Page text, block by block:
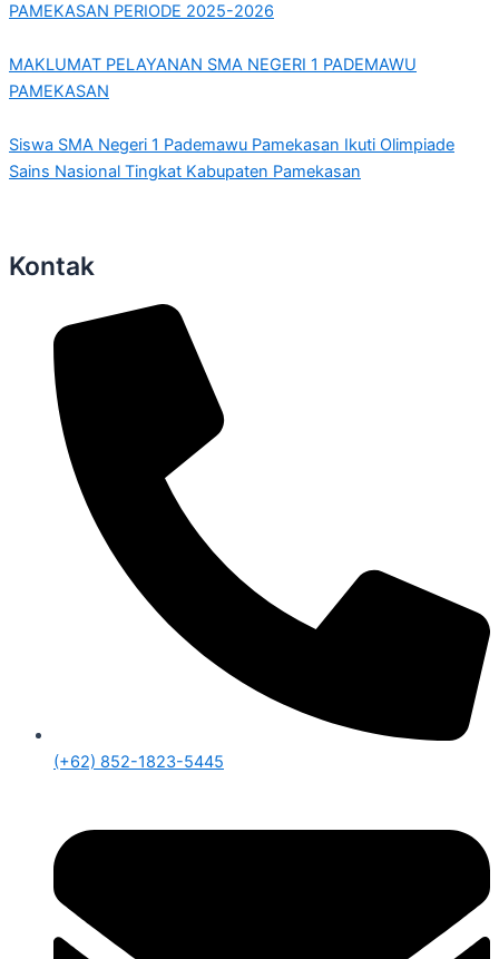
PAMEKASAN PERIODE 2025-2026
MAKLUMAT PELAYANAN SMA NEGERI 1 PADEMAWU
PAMEKASAN
Siswa SMA Negeri 1 Pademawu Pamekasan Ikuti Olimpiade
Sains Nasional Tingkat Kabupaten Pamekasan
Kontak
(+62) 852-1823-5445